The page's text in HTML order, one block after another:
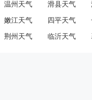
温州天气 滑县天气
嫩江天气 四平天气
荆州天气 临沂天气